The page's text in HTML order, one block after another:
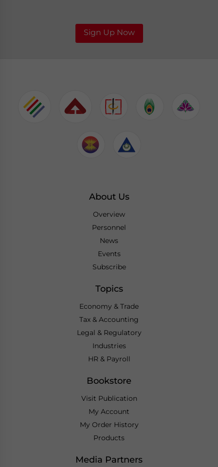
Sign Up Now
About Us
Overview
Personnel
News
Events
Subscribe
Topics
Economy & Trade
Tax & Accounting
Legal & Regulatory
Industries
HR & Payroll
Bookstore
Visit Publication
My Account
My Order History
Products
Media Partners